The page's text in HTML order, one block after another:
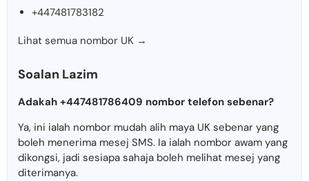
+447481783182
Lihat semua nombor UK →
Soalan Lazim
Adakah +447481786409 nombor telefon sebenar?
Ya, ini ialah nombor mudah alih maya UK sebenar yang
boleh menerima mesej SMS. Ia ialah nombor awam yang
dikongsi, jadi sesiapa sahaja boleh melihat mesej yang
diterimanya.